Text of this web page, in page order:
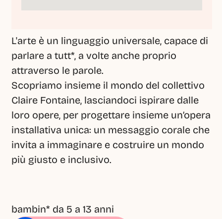
L'arte è un linguaggio universale, capace di
parlare a tutt*, a volte anche proprio
attraverso le parole.
Scopriamo insieme il mondo del collettivo
Claire Fontaine, lasciandoci ispirare dalle
loro opere, per progettare insieme un’opera
installativa unica: un messaggio corale che
invita a immaginare e costruire un mondo
più giusto e inclusivo.
bambin* da 5 a 13 anni